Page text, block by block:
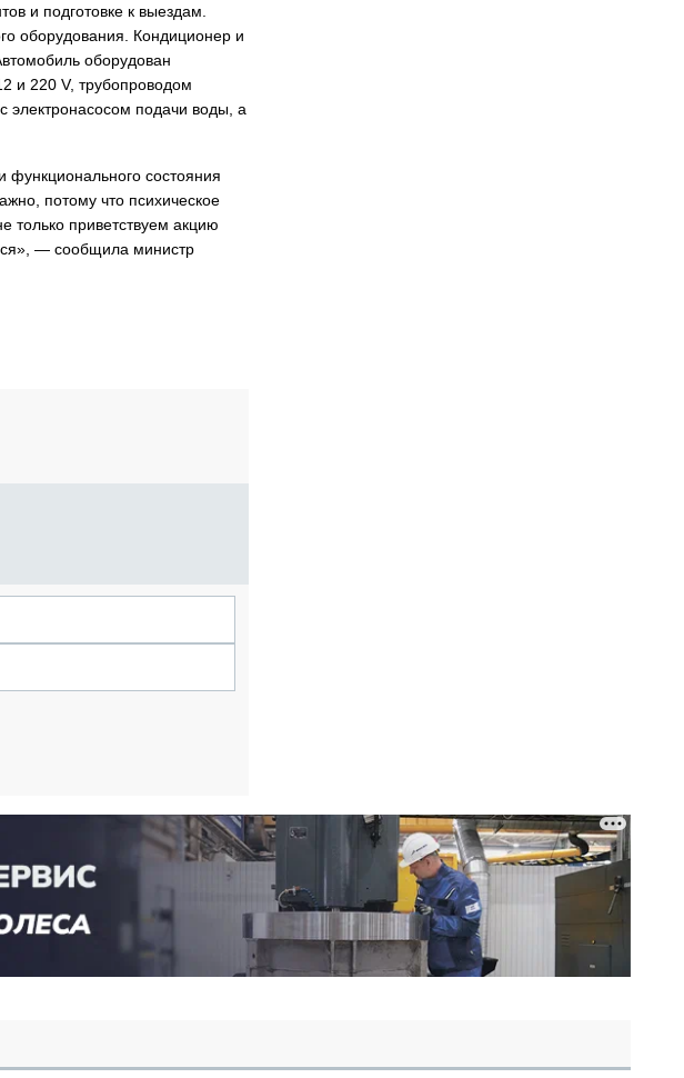
и подготовке к выездам.
оборудования. Кондиционер и
оборудован
и 220 V, трубопроводом
электронасосом подачи воды, а
состояния
потому что психическое
только приветствуем акцию
— сообщила министр